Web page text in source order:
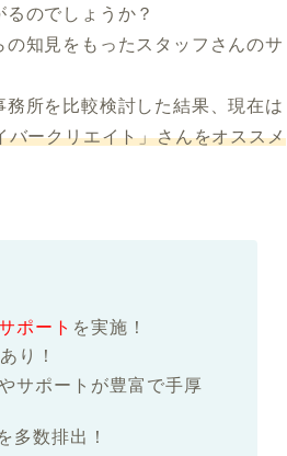
のでしょうか？
知見をもったスタッフさんのサ
所を比較検討した結果、現在は
バークリエイト」さんをオススメ
ポート を実施！
あり！
サポートが豊富で手厚
多数排出！